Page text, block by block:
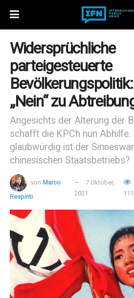
Widersprüchliche
parteigesteuerte
„Nein“ zu
Angesichts der Alterung der
schafft die KPCh nun Abhilfe.
glaubwürdig ist der
chinesischen Staatsbetriebs?
von Marco
Respinti
7 Oktober,
2021
111